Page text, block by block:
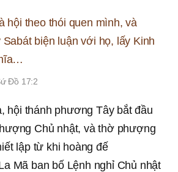
hội theo thói quen mình, và
biện luận với họ, lấy Kinh
Đồ 17:2
hội thánh phương Tây bắt đầu
Chủ nhật, và thờ phượng
lập từ khi hoàng đế
Mã ban bố Lệnh nghỉ Chủ nhật